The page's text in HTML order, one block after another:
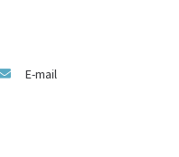
E-mail